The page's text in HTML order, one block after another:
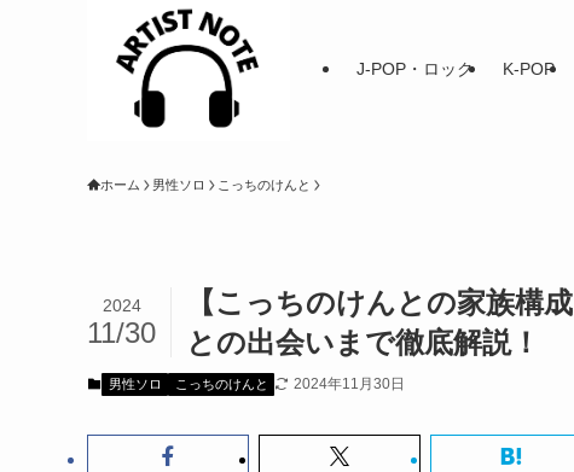
J-POP・ロック K-POP
ホーム 男性ソロ こっちのけんと
【こっちのけんとの家族構
との出会いまで徹底解説！
2024
11/30
男性ソロ こっちのけんと 2024年11月30日